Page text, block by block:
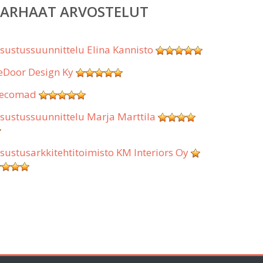
ARVOSTELUT
Elina Kannisto
Design Ky
Marja Marttila
KM Interiors Oy